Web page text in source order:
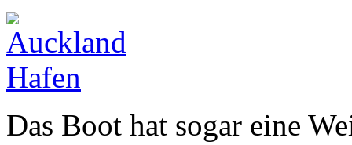
Das Boot hat sogar eine